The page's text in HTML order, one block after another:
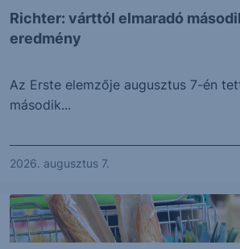
Richter: várttól elmaradó
eredmény
Az Erste elemzője augusztus 7-én
második...
2026. augusztus 7.